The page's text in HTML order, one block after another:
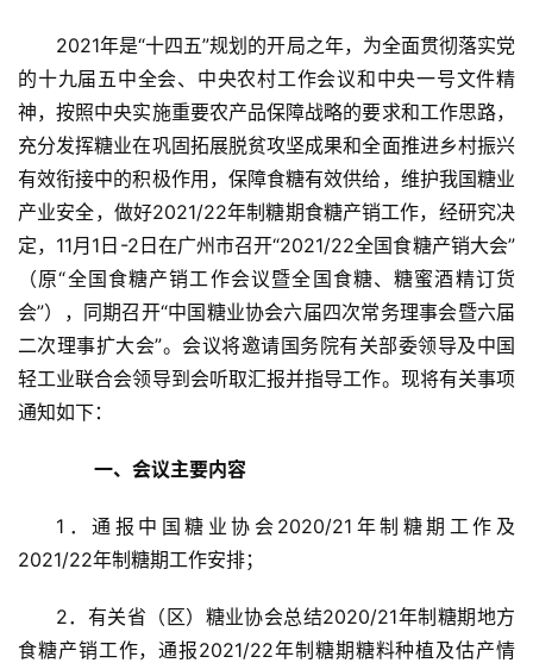
2021年是“十四五”规划的开局之年，为全面贯彻落实党
的十九届五中全会、中央农村工作会议和中央一号文件精
神，按照中央实施重要农产品保障战略的要求和工作思路，
充分发挥糖业在巩固拓展脱贫攻坚成果和全面推进乡村振兴
有效衔接中的积极作用，保障食糖有效供给，维护我国糖业
产业安全，做好2021/22年制糖期食糖产销工作，经研究决
定，11月1日-2日在广州市召开“2021/22全国食糖产销大会”
（原“全国食糖产销工作会议暨全国食糖、糖蜜酒精订货
会”），同期召开“中国糖业协会六届四次常务理事会暨六届
二次理事扩大会”。会议将邀请国务院有关部委领导及中国
轻工业联合会领导到会听取汇报并指导工作。现将有关事项
通知如下：
一、会议主要内容
1．通报中国糖业协会2020/21年制糖期工作及
2021/22年制糖期工作安排；
2．有关省（区）糖业协会总结2020/21年制糖期地方
食糖产销工作，通报2021/22年制糖期糖料种植及估产情